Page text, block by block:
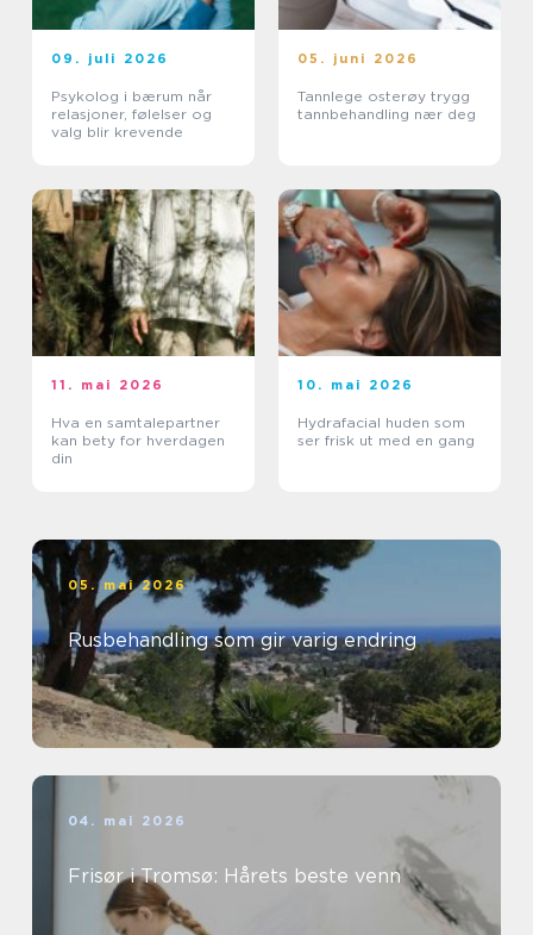
09. juli 2026
Psykolog i bærum når
relasjoner, følelser og
valg blir krevende
05. juni 2026
Tannlege osterøy trygg
tannbehandling nær deg
11. mai 2026
Hva en samtalepartner
kan bety for hverdagen
din
10. mai 2026
Hydrafacial huden som
ser frisk ut med en gang
05. mai 2026
Rusbehandling som gir varig endring
04. mai 2026
Frisør i Tromsø: Hårets beste venn